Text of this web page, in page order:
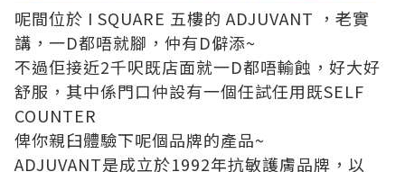
呢間位於 I SQUARE 五樓的 ADJUVANT ，老實
講，一D都唔就腳，仲有D僻添~
不過佢接近2千呎既店面就一D都唔輸蝕，好大好
舒服，其中係門口仲設有一個任試任用既SELF
COUNTER
俾你親臼體驗下呢個品牌的產品~
ADJUVANT是成立於1992年抗敏護膚品牌，以